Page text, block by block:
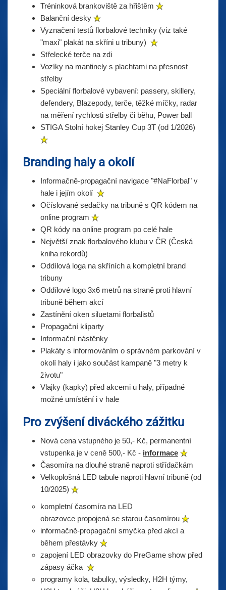
Tréninková brankoviště za hřištěm
Balanční desky
Vyznačení testů florbalové techniky (viz také
"maxi" plakát na skříni u tribuny)
Střelecké terče na zdi
Vozíky na mantinely s plachtami na přesnost
střelby
Speciální florbalové vybavení: passery, skillery,
defendery, Blazepody, terče, těžké míčky, radar
na měření rychlosti střelby či běhu, Power ball
STIGA Stolní hokej Stanley Cup 3T (od 1/2026)
Branding haly a okolí
Informačně-propagační navigace "#NaFlorbal" v
hale i jejím okolí
Očíslované sedačky na tribuně s QR kódem na
online program
QR kódy na online program po celé hale
Největší znak florbalového klubu v ČR (Česká
kniha rekordů)
Oddílová loga na skříních a kompletní brand
tribuny
Oddílové logo 3x6 metrů na straně proti hlavní
tribuně během akcí
Zastínění oken siluetami florbalistů
Propagační kliparty
Informační nástěnky
Plakáty s informováním o správném parkování v
okolí haly i jako součást kampaně "3 metry k
životu"
Vlajky (kapky) před akcemi u haly, případné
možné umístění i v hale
Pro zvýšení diváckého zážitku
Nová cena vstupného je 50,- Kč, permanentní
vstupenka je v ceně 500,- Kč - informace
Časomíra na dlouhé straně naproti střídačkám
Velkoplošná LED tabule naproti hlavní tribuně (od
10/2025)
kompletní časomíra na LED
obrazovce propojená se starou časomírou
informačně-propagační smyčka před akcí a
během přestávky
zapojení LED obrazovky do PreGame show před
zápasy áčka
programy kola, tabulky, výsledky, H2H týmy,